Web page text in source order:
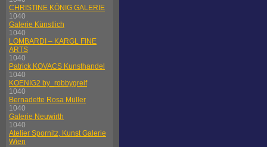
CHRISTINE KÖNIG GALERIE
1040
Galerie Künstlich
1040
LOMBARDI – KARGL FINE
ARTS
1040
Patrick KOVACS Kunsthandel
1040
KOENIG2 by_robbygreif
1040
Bernadette Rosa Müller
1040
Galerie Neuwirth
1040
Atelier Spornitz, Kunst Galerie
Wien